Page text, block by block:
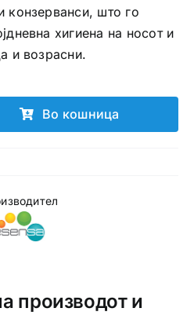
конзерванси, што го
хигиена на носот и
и возрасни.
Во кошница
производот и